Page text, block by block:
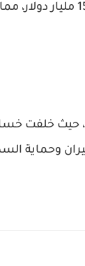
وتُقدر الخسائر الاقتصادية الناجمة عن
حيث خلفت
وحماية